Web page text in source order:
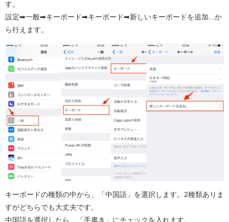
す。
設定➡︎一般➡︎キーボード➡︎キーボード➡︎新しいキーボードを追加...か
ら行えます。
キーボードの種類の中から、「中国語」を選択します。2種類ありま
すがどちらでも大丈夫です。
中国語を選択したら、「手書き」にチェックを入れます。